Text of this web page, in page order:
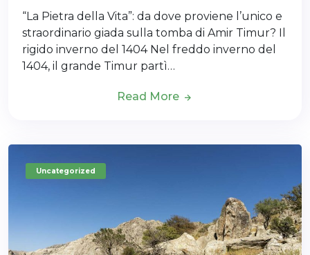
“La Pietra della Vita”: da dove proviene l’unico e
straordinario giada sulla tomba di Amir Timur? Il
rigido inverno del 1404 Nel freddo inverno del
1404, il grande Timur partì…
Read More
Uncategorized